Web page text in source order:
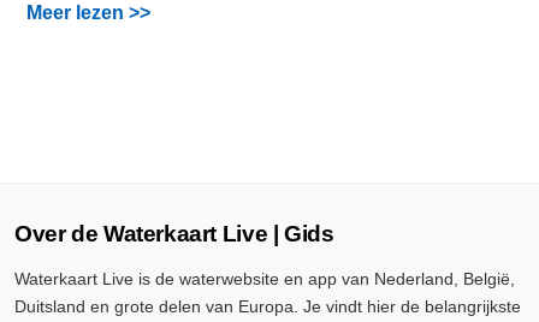
Meer lezen >>
Over de Waterkaart Live | Gids
Waterkaart Live is de waterwebsite en app van Nederland, België,
Duitsland en grote delen van Europa. Je vindt hier de belangrijkste